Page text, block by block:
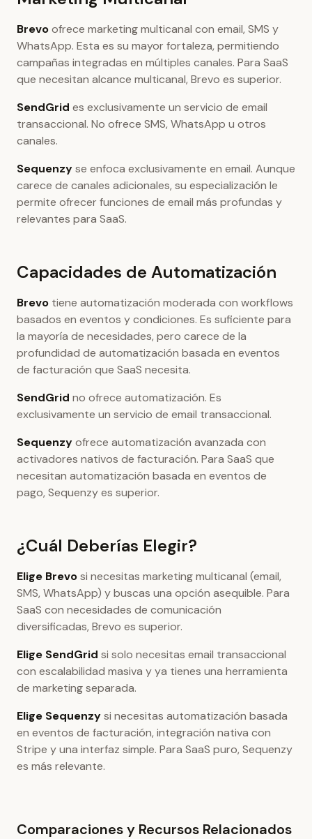
Brevoofrece marketing multicanal con email, SMS y
WhatsApp. Esta es su mayor fortaleza, permitiendo
campañas integradas en múltiples canales. Para SaaS
que necesitan alcance multicanal, Brevo es superior.
SendGrid es exclusivamente un servicio de email
transaccional. No ofrece SMS, WhatsApp u otros
canales.
Sequenzyse enfoca exclusivamente en email. Aunque
carece de canales adicionales, su especialización le
permite ofrecer funciones de email más profundas y
relevantes para SaaS.
Capacidades de Automatización
Brevo tiene automatización moderada con workflows
basados en eventos y condiciones. Es suficiente para
la mayoría de necesidades, pero carece de la
profundidad de automatización basada en eventos
de facturación que SaaS necesita.
SendGrid no ofrece automatización. Es
exclusivamente un servicio de email transaccional.
Sequenzyofrece automatización avanzada con
activadores nativos de facturación. Para SaaS que
necesitan automatización basada en eventos de
pago, Sequenzy es superior.
¿Cuál Deberías Elegir?
Elige Brevosi necesitas marketing multicanal (email,
SMS, WhatsApp) y buscas una opción asequible. Para
SaaS con necesidades de comunicación
diversificadas, Brevo es superior.
Elige SendGrid si solo necesitas email transaccional
con escalabilidad masiva y ya tienes una herramienta
de marketing separada.
Elige Sequenzysi necesitas automatización basada
en eventos de facturación, integración nativa con
Stripe y una interfaz simple. Para SaaS puro, Sequenzy
es más relevante.
Comparaciones y Recursos Relacionados